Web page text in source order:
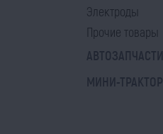
Электроды
Прочие товары
АВТОЗАПЧАСТИ
МИНИ-ТРАКТОР